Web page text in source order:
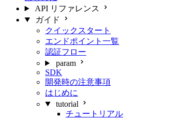
API リファレンス
ガイド
クイックスタート
エンドポイント一覧
認証フロー
param
SDK
開発時の注意事項
はじめに
tutorial
チュートリアル